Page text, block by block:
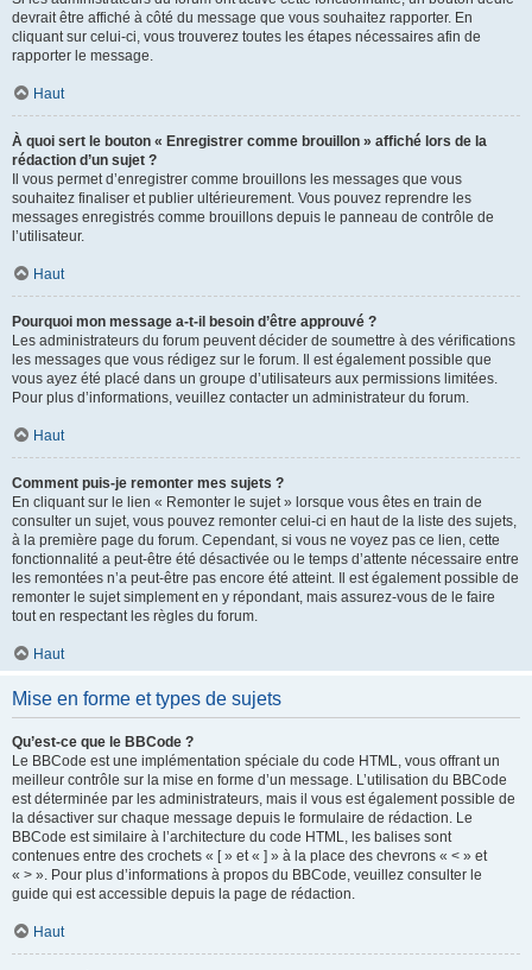
devrait être affiché à côté du message que vous souhaitez rapporter. En
cliquant sur celui-ci, vous trouverez toutes les étapes nécessaires afin de
rapporter le message.
Haut
À quoi sert le bouton « Enregistrer comme brouillon » affiché lors de la
rédaction d’un sujet ?
Il vous permet d’enregistrer comme brouillons les messages que vous
souhaitez finaliser et publier ultérieurement. Vous pouvez reprendre les
messages enregistrés comme brouillons depuis le panneau de contrôle de
l’utilisateur.
Haut
Pourquoi mon message a-t-il besoin d’être approuvé ?
Les administrateurs du forum peuvent décider de soumettre à des vérifications
les messages que vous rédigez sur le forum. Il est également possible que
vous ayez été placé dans un groupe d’utilisateurs aux permissions limitées.
Pour plus d’informations, veuillez contacter un administrateur du forum.
Haut
Comment puis-je remonter mes sujets ?
En cliquant sur le lien « Remonter le sujet » lorsque vous êtes en train de
consulter un sujet, vous pouvez remonter celui-ci en haut de la liste des sujets,
à la première page du forum. Cependant, si vous ne voyez pas ce lien, cette
fonctionnalité a peut-être été désactivée ou le temps d’attente nécessaire entre
les remontées n’a peut-être pas encore été atteint. Il est également possible de
remonter le sujet simplement en y répondant, mais assurez-vous de le faire
tout en respectant les règles du forum.
Haut
Mise en forme et types de sujets
Qu’est-ce que le BBCode ?
Le BBCode est une implémentation spéciale du code HTML, vous offrant un
meilleur contrôle sur la mise en forme d’un message. L’utilisation du BBCode
est déterminée par les administrateurs, mais il vous est également possible de
la désactiver sur chaque message depuis le formulaire de rédaction. Le
BBCode est similaire à l’architecture du code HTML, les balises sont
contenues entre des crochets « [ » et « ] » à la place des chevrons « < » et
« > ». Pour plus d’informations à propos du BBCode, veuillez consulter le
guide qui est accessible depuis la page de rédaction.
Haut